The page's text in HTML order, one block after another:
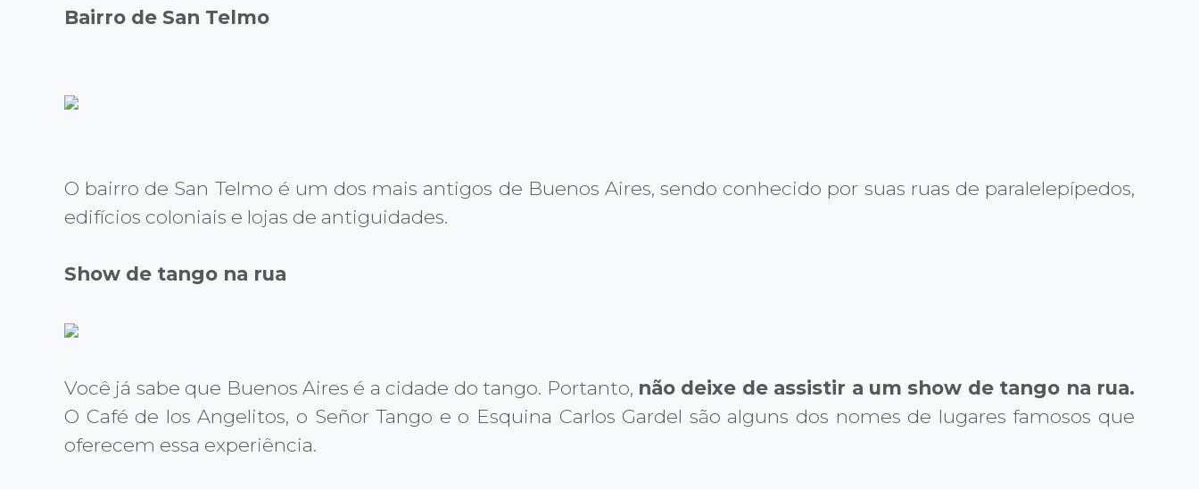
Bairro de San Telmo
O bairro de San Telmo é um dos mais antigos de Buenos Aires, sendo conhecido por suas ruas de paralelepípedos,
edifícios coloniais e lojas de antiguidades.
Show de tango na rua
Você já sabe que Buenos Aires é a cidade do tango. Portanto, não deixe de assistir a um show de tango na rua.
O Café de los Angelitos, o Señor Tango e o Esquina Carlos Gardel são alguns dos nomes de lugares famosos que
oferecem essa experiência.